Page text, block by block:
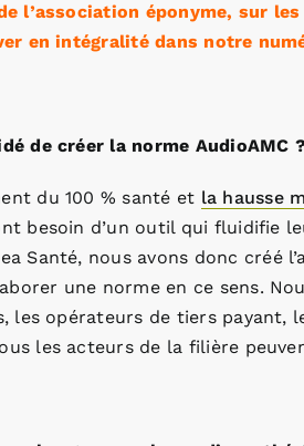
l’association éponyme, sur
en intégralité dans notre
de créer la norme AudioAMC ?
du 100 % santé et la hausse
besoin d’un outil qui fluidifie
Santé, nous avons donc créé
une norme en ce sens.
les opérateurs de tiers payant,
les acteurs de la filière